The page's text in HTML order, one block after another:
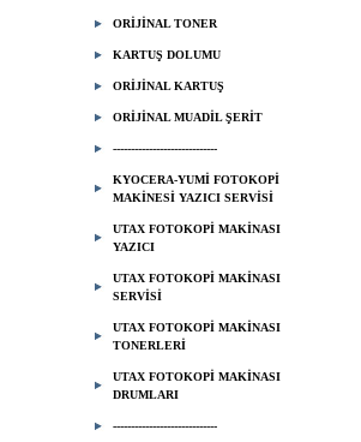
ORİJİNAL TONER
KARTUŞ DOLUMU
ORİJİNAL KARTUŞ
ORİJİNAL MUADİL ŞERİT
-----------------------------
KYOCERA-YUMİ FOTOKOPİ
MAKİNESİ YAZICI SERVİSİ
UTAX FOTOKOPİ MAKİNASI
YAZICI
UTAX FOTOKOPİ MAKİNASI
SERVİSİ
UTAX FOTOKOPİ MAKİNASI
TONERLERİ
UTAX FOTOKOPİ MAKİNASI
DRUMLARI
-----------------------------